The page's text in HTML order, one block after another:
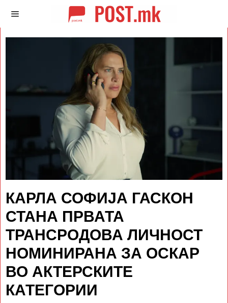
КАРЛА СОФИЈА ГАСКОН
СТАНА ПРВАТА
ТРАНСРОДОВА ЛИЧНОСТ
НОМИНИРАНА ЗА ОСКАР
ВО АКТЕРСКИТЕ
КАТЕГОРИИ